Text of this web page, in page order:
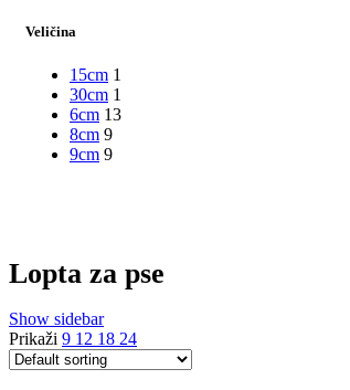
Veličina
15cm 1
30cm 1
6cm 13
8cm 9
9cm 9
Lopta za pse
Show sidebar
Prikaži 9 12 18 24